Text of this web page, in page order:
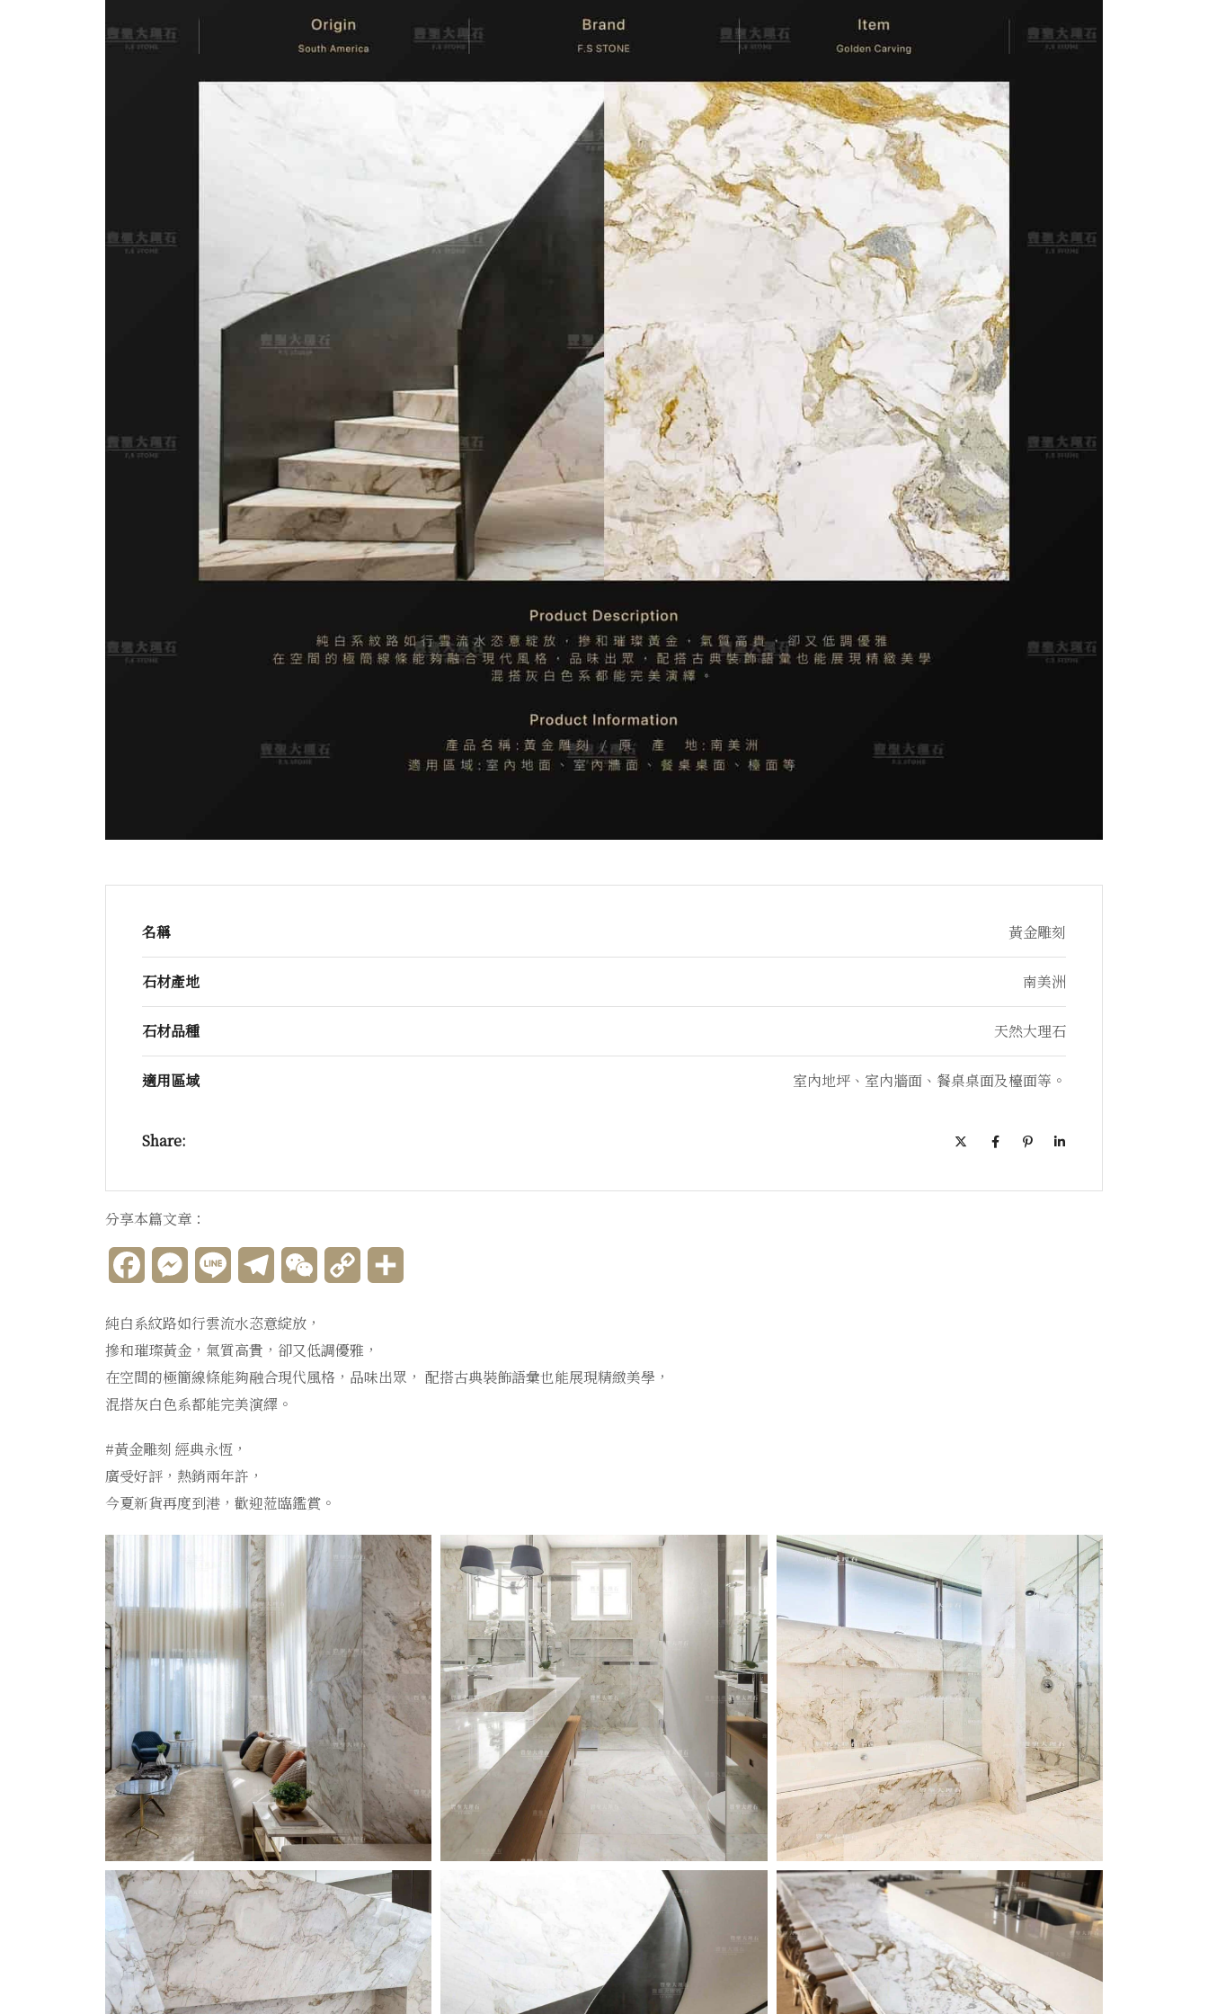
名稱 黃金雕刻
石材產地 南美洲
石材品種 天然大理石
適用區域 室內地坪、室內牆面、餐桌桌面及檯面等。
Share:
分享本篇文章：
FacebookMessenger
Line TelegramWeChat Copy
純白系紋路如行雲流水恣意綻放，
摻和璀璨黃金，氣質高貴，卻又低調優雅，
在空間的極簡線條能夠融合現代風格，品味出眾， 配搭古典裝飾語彙也能展現精緻美學，
混搭灰白色系都能完美演繹。
#黃金雕刻 經典永恆，
廣受好評，熱銷兩年許，
今夏新貨再度到港，歡迎蒞臨鑑賞。